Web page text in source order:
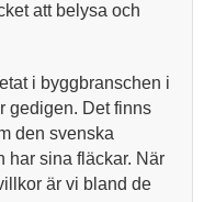
att belysa och
i byggbranschen i
gedigen. Det finns
den svenska
har sina fläckar. När
är vi bland de